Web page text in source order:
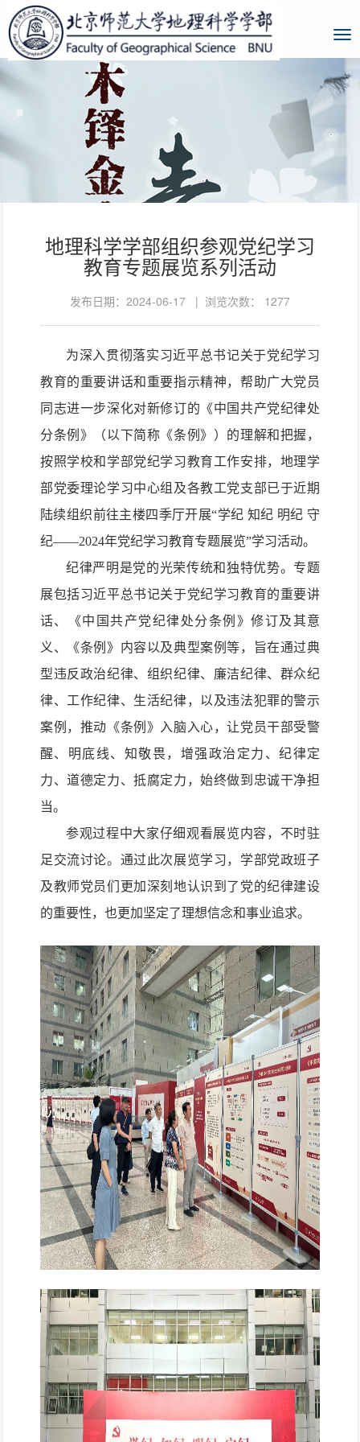
地理科学学部组织参观党纪学习
教育专题展览系列活动
发布日期：2024-06-17 | 浏览次数： 1277
为深入贯彻落实习近平总书记关于党纪学习
教育的重要讲话和重要指示精神，帮助广大党员
同志进一步深化对新修订的《中国共产党纪律处
分条例》（以下简称《条例》）的理解和把握，
按照学校和学部党纪学习教育工作安排，地理学
部党委理论学习中心组 及各教工党支部已于近期
陆续组织前往主楼四季厅开展“学纪 知纪 明纪 守
纪——2024年党纪学习教育专题展览”学习活动。
纪律严明是党的光荣传统和独特优势。专题
展包括习近平总书记关于党纪学习教育的重要讲
话、《中国共产党纪律处分条例》修订及其意
义、《条例》内容以及典型案例等，旨在通过典
型违反政治纪律、组织纪律、廉洁纪律、群众纪
律、工作纪律、生活纪律，以及违法犯罪的警示
案例，推动《条例》入脑入心，让党员干部受警
醒、明底线、知敬畏，增强政治定力、纪律定
力、道德定力、抵腐定力，始终做到忠诚干净担
当。
参观过程中大家仔细观看展览内容，不时驻
足交流讨论。通过此次展览学习，学部党政班子
及教师党员们更加深刻地认识到了党的纪律建设
的重要性，也更加坚定了理想信念和事业追求。